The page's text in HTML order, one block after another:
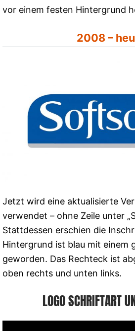
vor einem festen Hintergrund
2008 –
Jetzt wird eine aktualisierte
verwendet – ohne Zeile unter
Stattdessen erschien die
Hintergrund ist blau mit einem
geworden. Das Rechteck ist
oben rechts und unten links.
LOGO SCHRIFTART